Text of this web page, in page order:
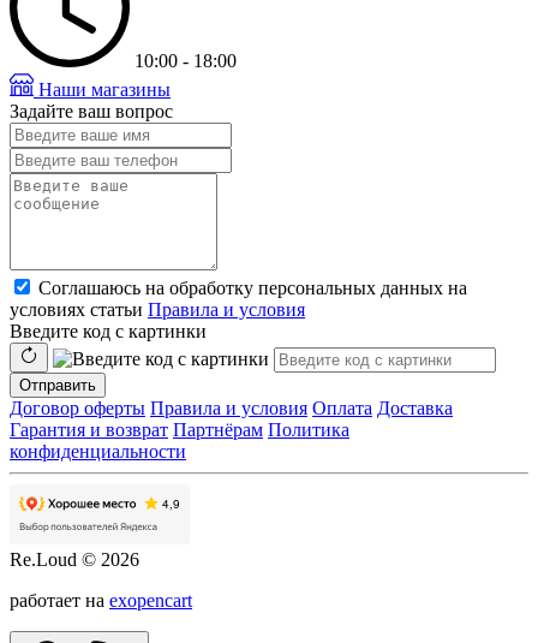
10:00 - 18:00
Наши магазины
Задайте ваш вопрос
Соглашаюсь на обработку персональных данных на
условиях статьи Правила и условия
Введите код с картинки
Отправить
Договор оферты Правила и условия Оплата Доставка
Гарантия и возврат Партнёрам Политика
конфиденциальности
Re.Loud © 2026
работает на exopencart